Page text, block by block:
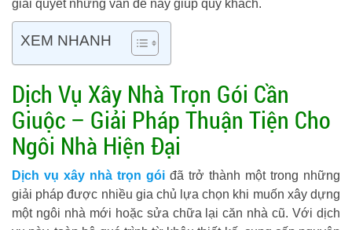
giải quyết những vấn đề này giúp quý khách.
XEM NHANH
Dịch Vụ Xây Nhà Trọn Gói Cần
Giuộc – Giải Pháp Thuận Tiện Cho
Ngôi Nhà Hiện Đại
Dịch vụ xây nhà trọn gói đã trở thành một trong những
giải pháp được nhiều gia chủ lựa chọn khi muốn xây dựng
một ngôi nhà mới hoặc sửa chữa lại căn nhà cũ. Với dịch